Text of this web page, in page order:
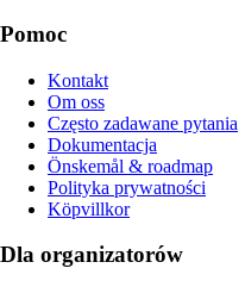
Pomoc
Kontakt
Om oss
Często zadawane pytania
Dokumentacja
Önskemål & roadmap
Polityka prywatności
Köpvillkor
Dla organizatorów